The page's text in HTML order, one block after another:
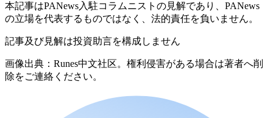
本記事はPANews入駐コラムニストの見解であり、PANews
の立場を代表するものではなく、法的責任を負いません。
記事及び見解は投資助言を構成しません
画像出典：Runes中文社区。権利侵害がある場合は著者へ削
除をご連絡ください。